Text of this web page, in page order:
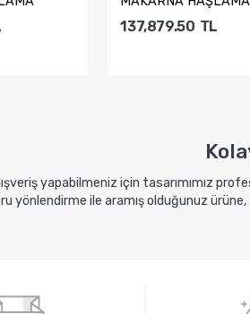
MAKİNESİ
137,879.50 TL
yapabilmeniz için tasarımımız
yönlendirme ile aramış olduğunuz